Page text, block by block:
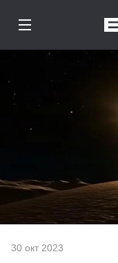
30 окт 2023